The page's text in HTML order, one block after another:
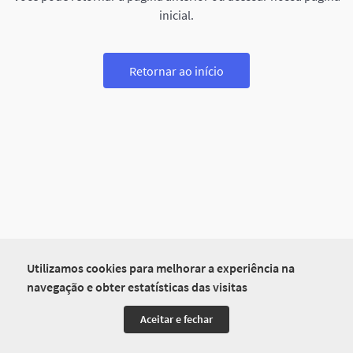
Utilizamos cookies para melhorar a experiência na
navegação e obter estatísticas das visitas
Aceitar e fechar
inicial.
Retornar ao início